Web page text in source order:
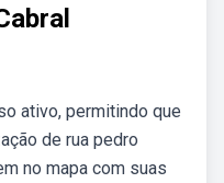
ativo, permitindo que
de rua pedro
no mapa com suas